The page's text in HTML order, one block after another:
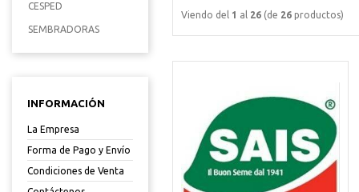
CESPED
SEMBRADORAS
INFORMACIÓN
La Empresa
Forma de Pago y Envío
Condiciones de Venta
Viendo del 1 al 26 (de 26 productos)